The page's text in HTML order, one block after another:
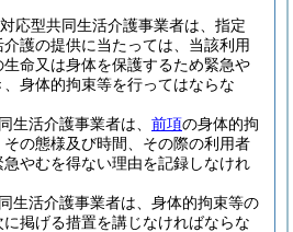
応型共同生活介護事業者は、指定
護の提供に当たっては、当該利用
命又は身体を保護するため緊急や
身体的拘束等を行ってはならな
生活介護事業者は、 前項の身体的拘
の態様及び時間、その際の利用者
やむを得ない理由を記録しなけれ
生活介護事業者は、身体的拘束等の
掲げる措置を講じなければならな